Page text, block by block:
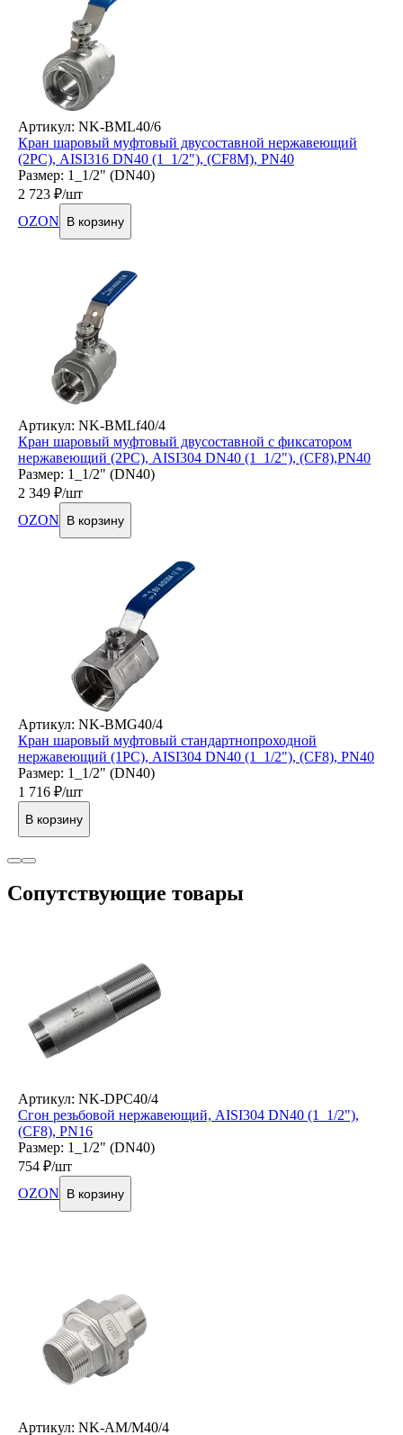
Артикул: NK-BML40/6
Кран шаровый муфтовый двусоставной нержавеющий
(2PC), AISI316 DN40 (1_1/2"), (CF8M), PN40
Размер: 1_1/2" (DN40)
2 723 ₽/шт
OZON
В корзину
Артикул: NK-BMLf40/4
Кран шаровый муфтовый двусоставной с фиксатором
нержавеющий (2PC), AISI304 DN40 (1_1/2"), (CF8),PN40
Размер: 1_1/2" (DN40)
2 349 ₽/шт
OZON
В корзину
Артикул: NK-BMG40/4
Кран шаровый муфтовый стандартнопроходной
нержавеющий (1PC), AISI304 DN40 (1_1/2"), (CF8), PN40
Размер: 1_1/2" (DN40)
1 716 ₽/шт
В корзину
Cопутствующие товары
Артикул: NK-DPC40/4
Сгон резьбовой нержавеющий, AISI304 DN40 (1_1/2"),
(CF8), PN16
Размер: 1_1/2" (DN40)
754 ₽/шт
OZON
В корзину
Артикул: NK-AM/M40/4